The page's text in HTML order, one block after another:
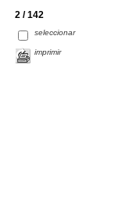
2 / 142
seleccionar
imprimir